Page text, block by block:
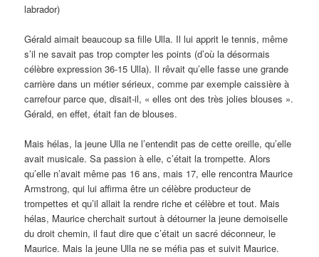
labrador)
Gérald aimait beaucoup sa fille Ulla. Il lui apprit le tennis, même
s’il ne savait pas trop compter les points (d’où la désormais
célèbre expression 36-15 Ulla). Il rêvait qu’elle fasse une grande
carrière dans un métier sérieux, comme par exemple caissière à
carrefour parce que, disait-il, « elles ont des très jolies blouses ».
Gérald, en effet, était fan de blouses.
Mais hélas, la jeune Ulla ne l’entendit pas de cette oreille, qu’elle
avait musicale. Sa passion à elle, c’était la trompette. Alors
qu’elle n’avait même pas 16 ans, mais 17, elle rencontra Maurice
Armstrong, qui lui affirma être un célèbre producteur de
trompettes et qu’il allait la rendre riche et célèbre et tout. Mais
hélas, Maurice cherchait surtout à détourner la jeune demoiselle
du droit chemin, il faut dire que c’était un sacré déconneur, le
Maurice. Mais la jeune Ulla ne se méfia pas et suivit Maurice.